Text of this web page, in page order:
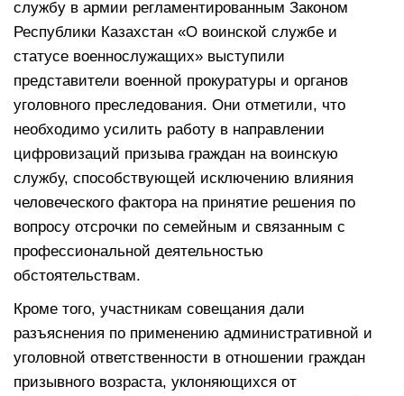
службу в армии регламентированным Законом
Республики Казахстан «О воинской службе и
статусе военнослужащих» выступили
представители военной прокуратуры и органов
уголовного преследования. Они отметили, что
необходимо усилить работу в направлении
цифровизаций призыва граждан на воинскую
службу, способствующей исключению влияния
человеческого фактора на принятие решения по
вопросу отсрочки по семейным и связанным с
профессиональной деятельностью
обстоятельствам.
Кроме того, участникам совещания дали
разъяснения по применению административной и
уголовной ответственности в отношении граждан
призывного возраста, уклоняющихся от